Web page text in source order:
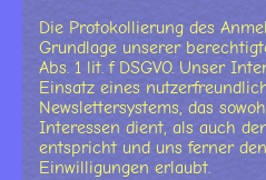
Die Protokollierung des
Grundlage unserer
Abs. 1 lit. f DSGVO. Unser
Einsatz eines
Newslettersystems, das
Interessen dient, als auch
entspricht und uns ferner
Einwilligungen erlaubt.